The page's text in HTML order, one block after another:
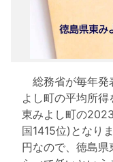
総務省が毎年発
よし町の平均所
東みよし町の
国1415位)となり
円なので、徳島県